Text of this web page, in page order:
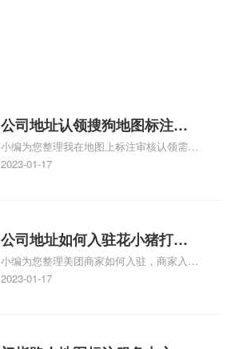
公司地址认领搜狗地图标注多
久审核？公司地址认领地图标
注多久审核？
小编为您整理我在地图上标注审核认领需要
多久、我在地图上标注审核认领需要多久
情可查看下方正文！
2023-01-17
公司地址如何入驻花小猪打车
地图标记？指路人地图标注服
务中心铺如何入驻花小猪打车
小编为您整理美团商家如何入驻，商家入驻
教程、商家如何入驻地图、如何入驻地:、
2023-01-17